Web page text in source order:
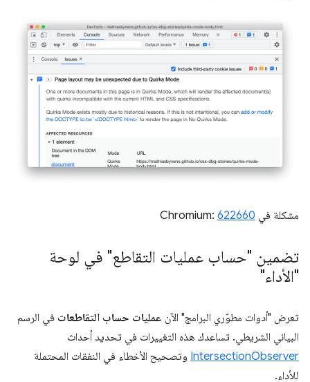
مشكلة في Chromium: 622660
تضمين "حساب عمليات التقاطع" في لوحة
"الأداء"
تعرض "أدوات مطوّري البرامج" الآن عمليات حساب التقاطعات في الرسم
البياني الشريطي. تساعدك هذه التغييرات في تحديد أحداث
IntersectionObserver وتصحيح الأخطاء في النفقات المحتملة
للأداء.